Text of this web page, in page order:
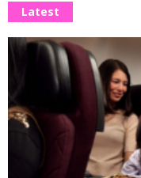
Latest